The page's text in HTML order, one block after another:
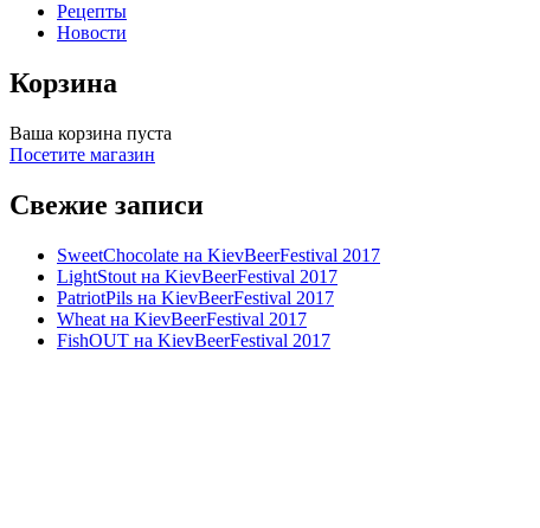
Рецепты
Новости
Корзина
Ваша корзина пуста
Посетите магазин
Свежие записи
SweetChocolate на KievBeerFestival 2017
LightStout на KievBeerFestival 2017
PatriotPils на KievBeerFestival 2017
Wheat на KievBeerFestival 2017
FishOUT на KievBeerFestival 2017